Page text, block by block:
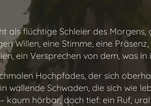
als flüchtige Schleier des
Willen, eine Stimme, eine
ein Versprechen von dem, was
Hochpfades, der sich
wallende Schwaden, die sich wie
kaum hörbar, doch tief: ein Ruf,